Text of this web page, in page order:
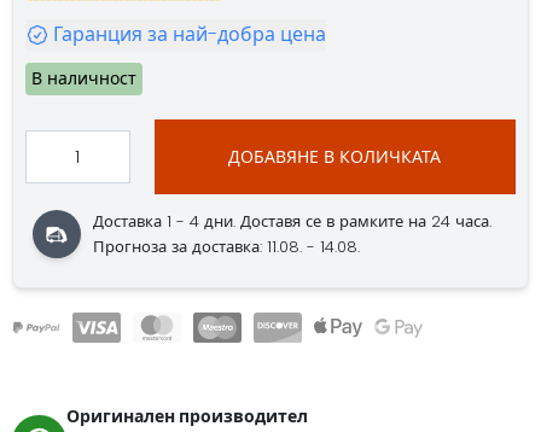
Гаранция за най-добра цена
В наличност
ДОБАВЯНЕ В КОЛИЧКАТА
Доставка 1 - 4 дни. Доставя се в рамките на 24 часа.
Прогноза за доставка: 11.08. - 14.08.
Оригинален производител